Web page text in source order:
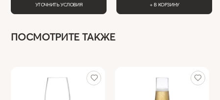
УТОЧНИТЬ УСЛОВИЯ + В КОРЗИНУ
ПОСМОТРИТЕ ТАКЖЕ